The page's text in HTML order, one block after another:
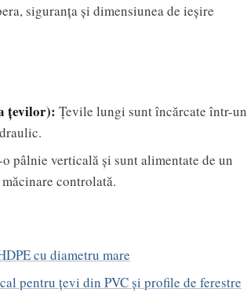
siguranța și dimensiunea de ieșire
țevilor): Țevile lungi sunt încărcate într-un
pâlnie verticală și sunt alimentate de un
controlată.
cu diametru mare
pentru țevi din PVC și profile de ferestre